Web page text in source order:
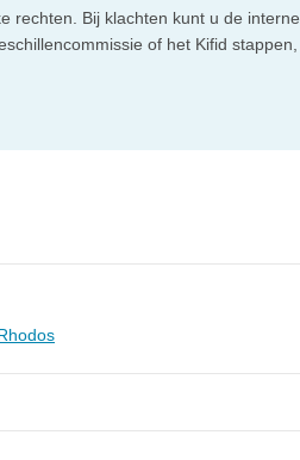
rechten. Bij klachten kunt u de interne
of het Kifid